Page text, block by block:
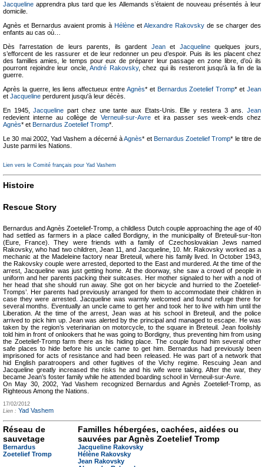
Jacqueline apprendra plus tard que les Allemands s’étaient de nouveau présentés à leur
domicile.
Agnès et Bernardus avaient promis à Hélène et Alexandre Rakovsky de se charger des
enfants au cas où…
Dès l'arrestation de leurs parents, ils gardent Jeanet Jacquelinequelques jours,
s’efforcent de les rassurer et de leur redonner un peu d’espoir. Puis ils les placent chez
des familles amies, le temps pour eux de préparer leur passage en zone libre, d’où ils
pourront rejoindre leur oncle, André Rakovsky, chez qui ils resteront jusqu'à la fin de la
guerre.
Après la guerre, les liens affectueux entre Agnès* et Bernardus Zoetelief Tromp* etJean
et Jacqueline perdurent jusqu'à leur décès.
En 1945,Jacqueline part chez une tante aux Etats-Unis. Elle y restera 3 ans.Jean
redevient interne au collège de Verneuil-sur-Avre et ira passer ses week-ends chez
Agnès* et Bernardus Zoetelief Tromp*.
Le 30 mai 2002, Yad Vashem a décerné àAgnès* et Bernardus Zoetelief Tromp* le titre de
Juste parmi les Nations.
Lien vers le Comité français pour Yad Vashem
Histoire
Rescue Story
Bernardus and Agnès Zoetelief-Tromp, a childless Dutch couple approaching the age of 40
had settled as farmers in a place called Bordigny, in the municipality of Breteuil-sur-Iton
(Eure, France). They were friends with a family of Czechoslovakian Jews named
Rakovsky, who had two children, Jean 11, and Jacqueline, 10. Mr. Rakovsky worked as a
mechanic at the Madeleine factory near Breteuil, where his family lived. In October 1943,
the Rakovsky couple were arrested, deported to the East and murdered. At the time of the
arrest, Jacqueline was just getting home. At the doorway, she saw a crowd of people in
uniform and her parents packing their suitcases. Her mother signaled to her with a nod of
her head that she should run away. She got on her bicycle and hurried to the Zoetelief-
Tromps’. Her parents had previously arranged for them to accommodate their children in
case they were arrested. Jacqueline was warmly welcomed and found refuge there for
several months. Eventually an uncle came to get her and took her to live with him until the
Liberation. At the time of the arrest, Jean was at his school in Breteuil, and the police
arrived to pick him up. Jean was alerted by the principal and managed to escape. He was
taken by the region’s veterinarian on motorcycle, to the square in Breteuil. Jean foolishly
told him in front of onlookers that he was going to Bordigny, thus preventing him from using
the Zoetelief-Tromp farm there as his hiding place. The couple found him several other
safe places to hide before his uncle came to get him. Bernardus had previously been
imprisoned for acts of resistance and had been released. He was part of a network that
hid English paratroopers and other fugitives of the Vichy regime. Rescuing Jean and
Jacqueline greatly increased the risks he and his wife were taking. After the war, they
became Jean’s foster family while he attended boarding school in Verneuil-sur-Avre.
On May 30, 2002, Yad Vashem recognized Bernardus and Agnès Zoetelief-Tromp, as
Righteous Among the Nations.
17/02/2012
Lien : Yad Vashem
Réseau de
sauvetage
Bernardus
Zoetelief Tromp
Familles hébergées, cachées, aidées ou
sauvées par Agnès Zoetelief Tromp
Jacqueline Rakovsky
Hélène Rakovsky
Jean Rakovsky